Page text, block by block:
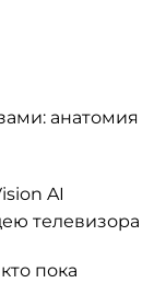
анатомия
AI
телевизора
пока